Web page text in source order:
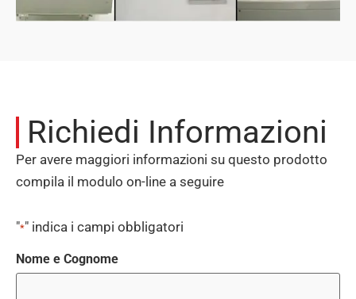
Richiedi Informazioni
Per avere maggiori informazioni su questo prodotto
compila il modulo on-line a seguire
"*" indica i campi obbligatori
Nome e Cognome